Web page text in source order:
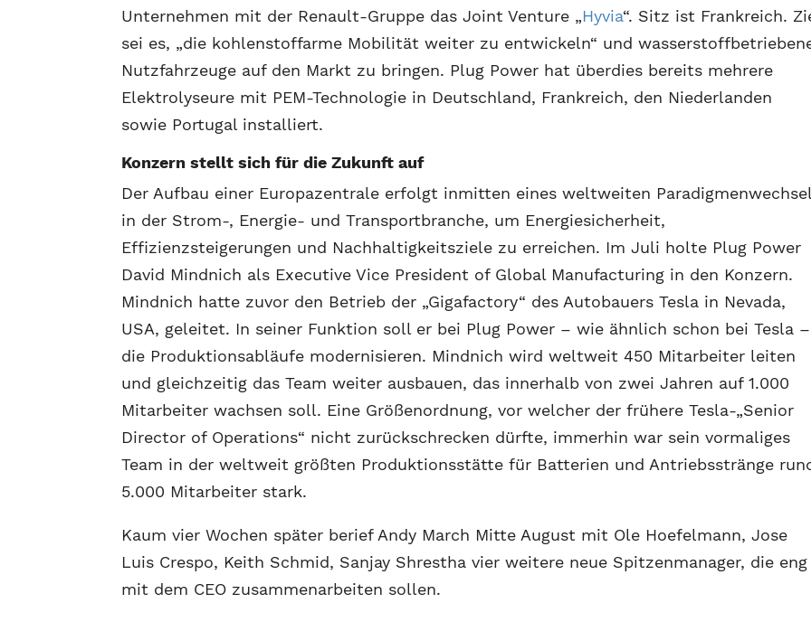
Unternehmen mit der Renault-Gruppe das Joint Venture „Hyvia“. Sitz ist Frankreich.
sei es, „die kohlenstoffarme Mobilität weiter zu entwickeln“ und
Nutzfahrzeuge auf den Markt zu bringen. Plug Power hat überdies bereits mehrere
Elektrolyseure mit PEM-Technologie in Deutschland, Frankreich, den Niederlanden
sowie Portugal installiert.
Konzern stellt sich für die Zukunft auf
Der Aufbau einer Europazentrale erfolgt inmitten eines weltweiten
in der Strom-, Energie- und Transportbranche, um Energiesicherheit,
Effizienzsteigerungen und Nachhaltigkeitsziele zu erreichen. Im Juli holte Plug Power
David Mindnich als Executive Vice President of Global Manufacturing in den Konzern.
Mindnich hatte zuvor den Betrieb der „Gigafactory“ des Autobauers Tesla in Nevada,
USA, geleitet. In seiner Funktion soll er bei Plug Power – wie ähnlich schon bei Tesla –
die Produktionsabläufe modernisieren. Mindnich wird weltweit 450 Mitarbeiter leiten
und gleichzeitig das Team weiter ausbauen, das innerhalb von zwei Jahren auf 1.000
Mitarbeiter wachsen soll. Eine Größenordnung, vor welcher der frühere Tesla-„Senior
Director of Operations“ nicht zurückschrecken dürfte, immerhin war sein vormaliges
Team in der weltweit größten Produktionsstätte für Batterien und Antriebsstränge
5.000 Mitarbeiter stark.
Kaum vier Wochen später berief Andy March Mitte August mit Ole Hoefelmann, Jose
Luis Crespo, Keith Schmid, Sanjay Shrestha vier weitere neue Spitzenmanager, die eng
mit dem CEO zusammenarbeiten sollen.